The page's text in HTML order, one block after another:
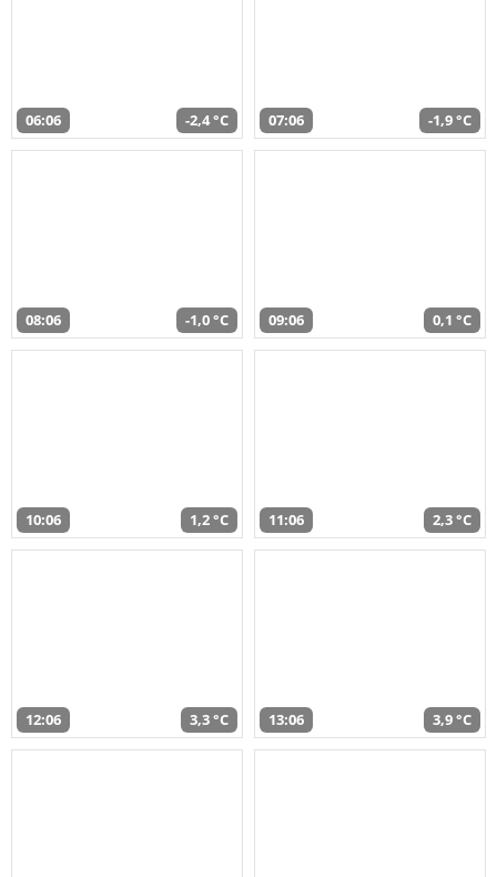
06:06 -2,4 °C 07:06 -1,9 °C
08:06 -1,0 °C 09:06 0,1 °C
10:06 1,2 °C 11:06 2,3 °C
12:06 3,3 °C 13:06 3,9 °C